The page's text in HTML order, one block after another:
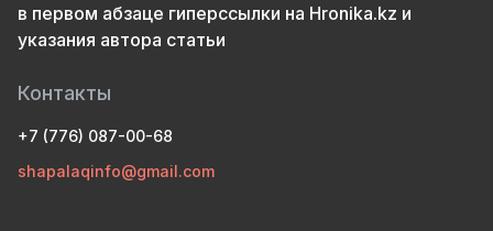
в первом абзаце гиперссылки на Hronika.kz и
указания автора статьи
Контакты
+7 (776) 087-00-68
shapalaqinfo@gmail.com